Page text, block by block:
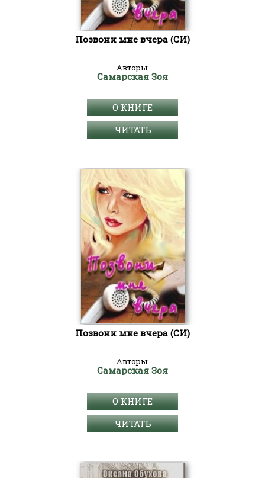
Позвони мне вчера (СИ)
Авторы:
Самарская Зоя
О КНИГЕ
ЧИТАТЬ
Позвони мне вчера (СИ)
Авторы:
Самарская Зоя
О КНИГЕ
ЧИТАТЬ